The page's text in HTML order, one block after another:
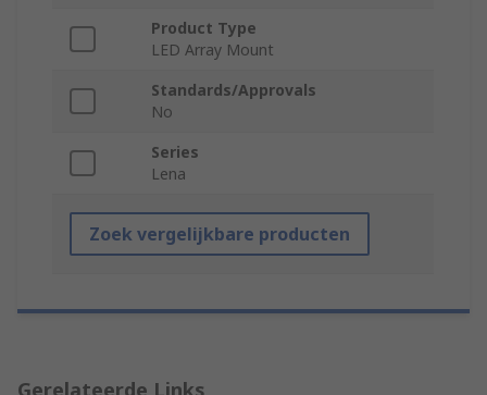
Product Type
LED Array Mount
Standards/Approvals
No
Series
Lena
Zoek vergelijkbare producten